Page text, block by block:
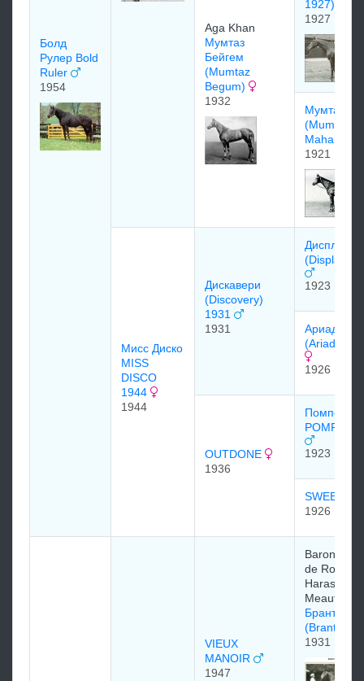
Болд
Рулер Bold
Ruler
1954
Aga Khan
Mумтаз
Бeйгeм
(Mumtaz
Begum)
1932
1927)
1927
Мумтаз
(Mumtaz
Mahal)
1921
Мисс Диско
MISS
DISCO
1944
1944
Диcкавеpи
(Discovery)
1931
1931
Диcплэй
(Display)
1923
Аpиадна
(Ariadne)
1926
OUTDONE
1936
Помпей
POMPEY
1923
SWEEP
1926
VIEUX
MANOIR
1947
Baron
de
Haras de
Meautry
Брантом
1931